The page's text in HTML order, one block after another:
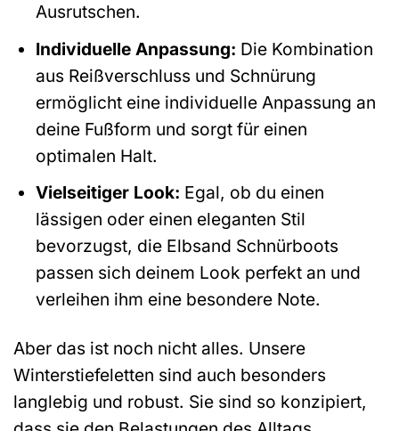
Ausrutschen.
Individuelle Anpassung: Die Kombination
aus Reißverschluss und Schnürung
ermöglicht eine individuelle Anpassung an
deine Fußform und sorgt für einen
optimalen Halt.
Vielseitiger Look: Egal, ob du einen
lässigen oder einen eleganten Stil
bevorzugst, die Elbsand Schnürboots
passen sich deinem Look perfekt an und
verleihen ihm eine besondere Note.
Aber das ist noch nicht alles. Unsere
Winterstiefeletten sind auch besonders
langlebig und robust. Sie sind so konzipiert,